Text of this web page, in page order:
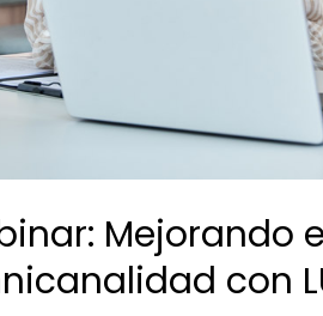
Mejorando
con